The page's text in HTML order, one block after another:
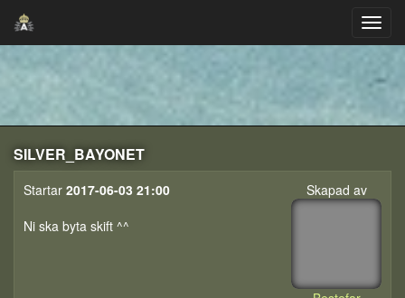
SILVER_BAYONET
Skapad av
Startar 2017-06-03 21:00
Ni ska byta skift ^^